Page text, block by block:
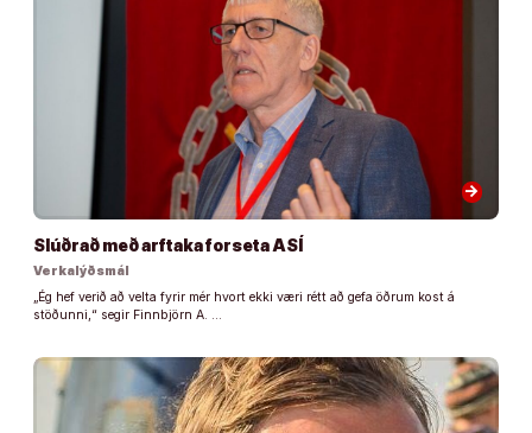
arrow_forward
Slúðrað með arftaka forseta ASÍ
Verkalýðsmál
„Ég hef verið að velta fyrir mér hvort ekki væri rétt að gefa öðrum kost á
stöðunni,“ segir Finnbjörn A. …